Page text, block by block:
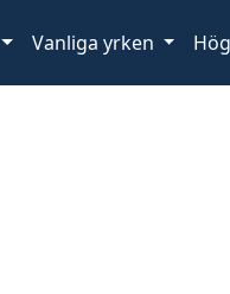
Vanliga yrken